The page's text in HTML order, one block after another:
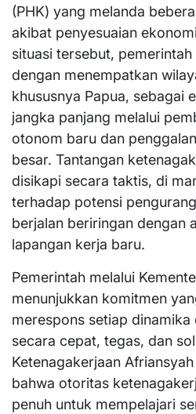
(PHK) yang melanda
akibat penyesuaian
situasi tersebut,
dengan menempatkan
khususnya Papua, sebagai
jangka panjang melalui
otonom baru dan
besar. Tantangan
disikapi secara taktis, di
terhadap potensi
berjalan beriringan dengan
lapangan kerja baru.
​Pemerintah melalui
menunjukkan komitmen
merespons setiap
secara cepat, tegas, dan
Ketenagakerjaan
bahwa otoritas
penuh untuk mempelajari